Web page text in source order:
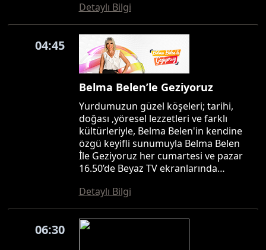
Detaylı Bilgi
04:45
Belma Belen’le Geziyoruz
Yurdumuzun güzel köşeleri; tarihi,
doğası ,yöresel lezzetleri ve farklı
kültürleriyle, Belma Belen'in kendine
özgü keyifli sunumuyla Belma Belen
İle Geziyoruz her cumartesi ve pazar
16.50’de Beyaz TV ekranlarında…
Detaylı Bilgi
06:30